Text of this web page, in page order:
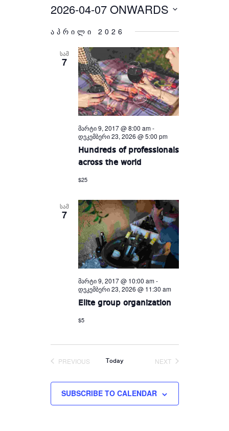
Views
Navigation
Navigation
2026-04-07 ONWARDS
Select
აპრილი 2026
ᲡᲐᲛ
7
მარტი 9, 2017 @ 8:00 am-
დეკემბერი 23, 2026 @ 5:00 pm
Hundreds of professionals
across the world
$25
ᲡᲐᲛ
7
მარტი 9, 2017 @ 10:00 am-
დეკემბერი 23, 2026 @ 11:30 am
Elite group organization
$5
PREVIOUS
Today
NEXT
SUBSCRIBE TO CALENDAR